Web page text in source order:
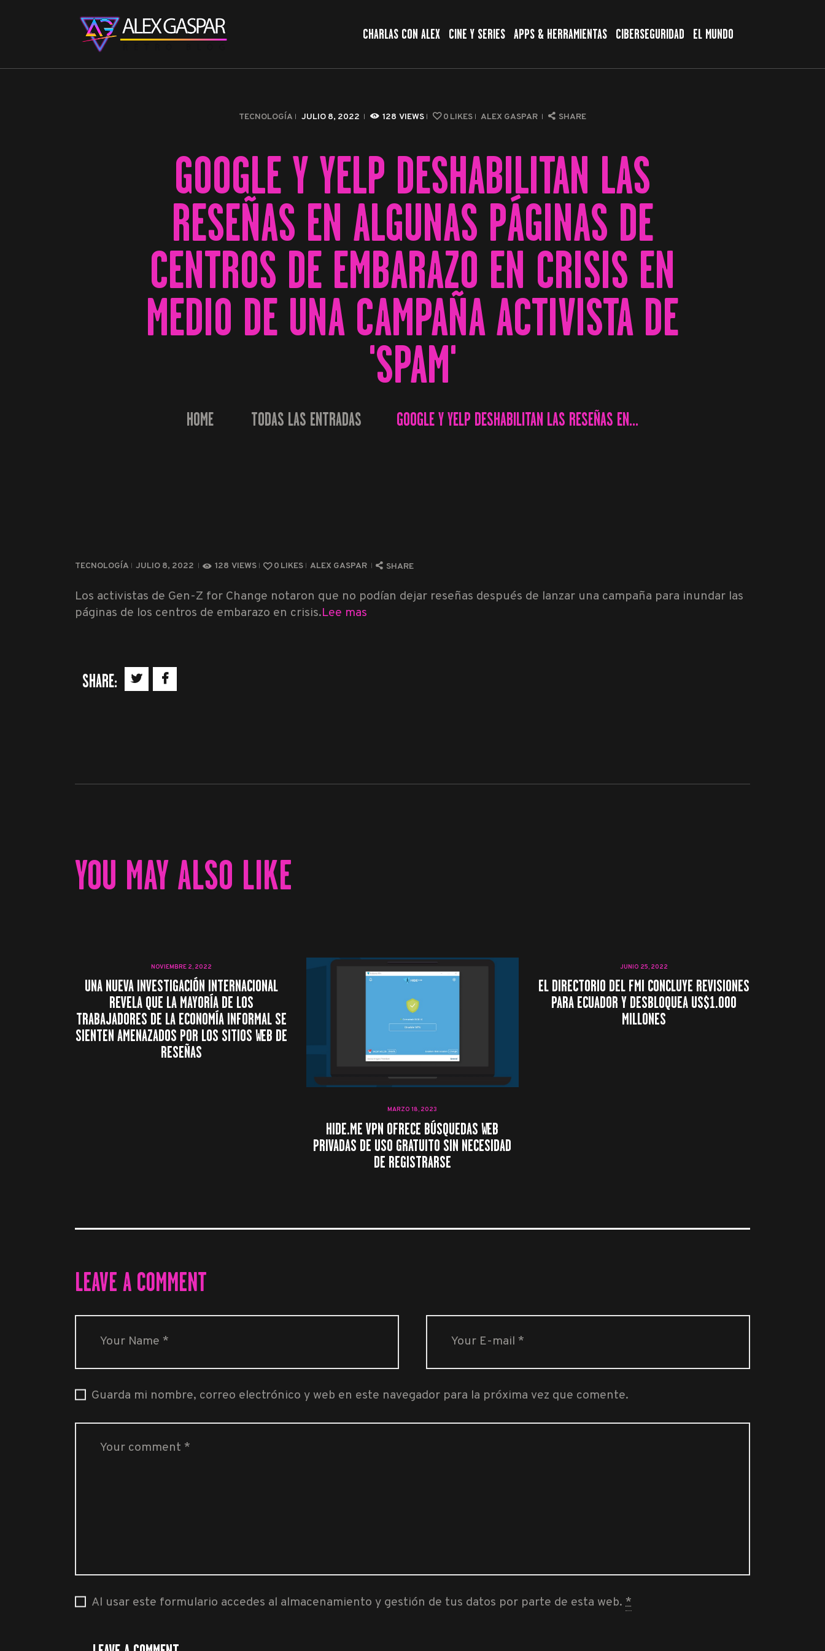
CHARLAS CON ALEX CINE Y SERIES APPS & HERRAMIENTAS CIBERSEGURIDAD EL MUNDO
TECNOLOGÍA JULIO 8, 2022 128 VIEWS 0 LIKES ALEX GASPAR SHARE
GOOGLE Y YELP DESHABILITAN LAS
RESEÑAS EN ALGUNAS PÁGINAS DE
CENTROS DE EMBARAZO EN CRISIS EN
MEDIO DE UNA CAMPAÑA ACTIVISTA DE
'SPAM'
HOME TODAS LAS ENTRADAS GOOGLE Y YELP DESHABILITAN LAS RESEÑAS EN...
CINE Y SERIES
APPS & HERRAMIENTAS
TECNOLOGÍA JULIO 8, 2022 128 VIEWS 0 LIKES ALEX GASPAR SHARE
Los activistas de Gen-Z for Change notaron que no podían dejar reseñas después de lanzar una campaña para inundar las
páginas de los centros de embarazo en crisis.Lee mas
SHARE:
YOU MAY ALSO LIKE
NOVIEMBRE 2, 2022
UNA NUEVA INVESTIGACIÓN INTERNACIONAL
REVELA QUE LA MAYORÍA DE LOS
TRABAJADORES DE LA ECONOMÍA INFORMAL SE
SIENTEN AMENAZADOS POR LOS SITIOS WEB DE
RESEÑAS
MARZO 18, 2023
HIDE.ME VPN OFRECE BÚSQUEDAS WEB
PRIVADAS DE USO GRATUITO SIN NECESIDAD
DE REGISTRARSE
JUNIO 25, 2022
EL DIRECTORIO DEL FMI CONCLUYE REVISIONES
PARA ECUADOR Y DESBLOQUEA US$1.000
MILLONES
LEAVE A COMMENT
Guarda mi nombre, correo electrónico y web en este navegador para la próxima vez que comente.
Al usar este formulario accedes al almacenamiento y gestión de tus datos por parte de esta web.*